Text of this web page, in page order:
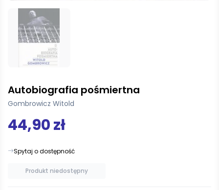
Autobiografia pośmiertna
Gombrowicz Witold
44,90 zł
Spytaj o dostępność
Produkt niedostępny